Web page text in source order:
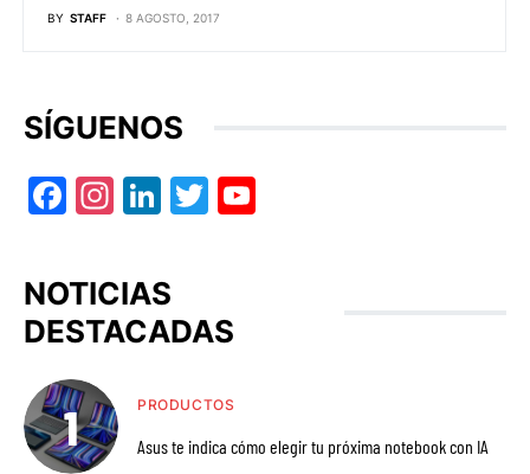
BY STAFF 8 AGOSTO, 2017
SÍGUENOS
Facebook
Instagram
LinkedIn
Twitter
NOTICIAS
DESTACADAS
PRODUCTOS
Asus te indica cómo elegir tu próxima notebook con IA